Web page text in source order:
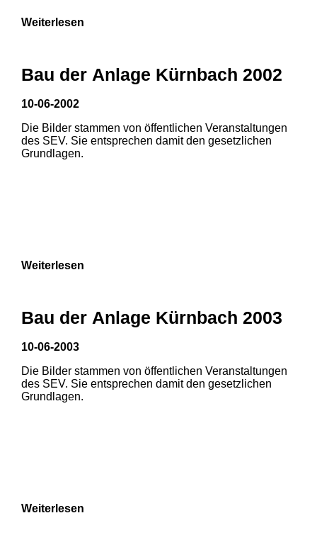
3
Weiterlesen
Bau der Anlage Kürnbach 2002
10-06-2002
Die Bilder stammen von öffentlichen Veranstaltungen
des SEV. Sie entsprechen damit den gesetzlichen
Grundlagen.
Weiterlesen
Bau der Anlage Kürnbach 2003
10-06-2003
Die Bilder stammen von öffentlichen Veranstaltungen
des SEV. Sie entsprechen damit den gesetzlichen
Grundlagen.
Weiterlesen